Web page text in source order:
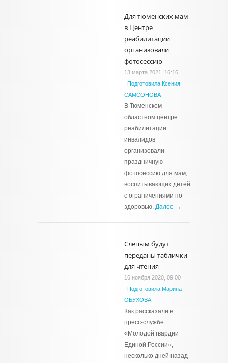
Для тюменских мам
в Центре
реабилитации
организовали
фотосессию
13 марта 2021, 16:16
| Подготовила Ксения
САМСОНОВА
В Тюменском
областном центре
реабилитации
инвалидов
организовали
праздничную
фотосессию для мам,
воспитывающих детей
с ограничениями по
здоровью. Далее →
Слепым будут
переданы таблички
для чтения
16 ноября 2020, 09:00
| Подготовила Марина
ОБУХОВА
Как рассказали в
пресс-службе
«Молодой гвардии
Единой России»,
несколько дней назад